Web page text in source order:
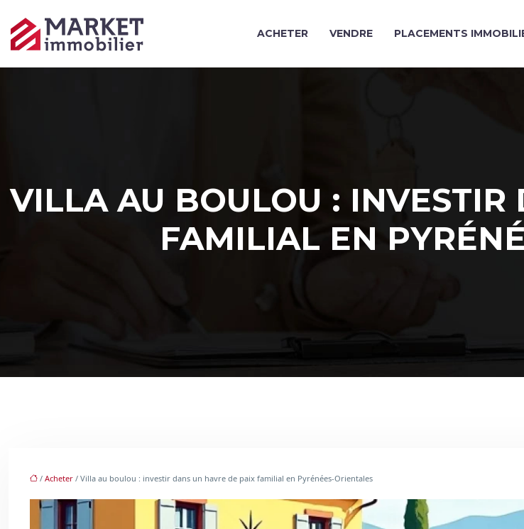
ACHETER VENDRE PLACEMENTS
VILLA AU BOULOU : INVESTIR
FAMILIAL EN
/ Acheter / Villa au boulou : investir dans un havre de paix familial en Pyrénées-Orientales